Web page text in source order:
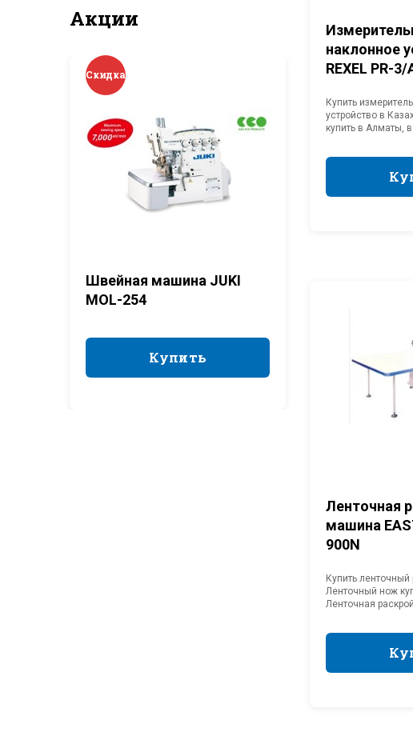
Акции
Скидка
Швейная машина JUKI
MOL-254
Купить
Купить
Скидка
наклонное
REXEL PR-3/
Купить
устройство в
купить в Алматы,
производителя.
представитель
Ленточная
машина
900N
Купить
Ленточный нож
Ленточная